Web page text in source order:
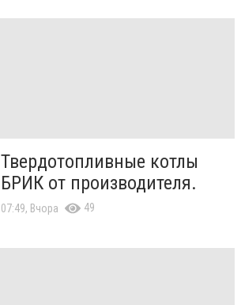
Твердотопливные котлы
БРИК от производителя.
07:49, Вчора 49